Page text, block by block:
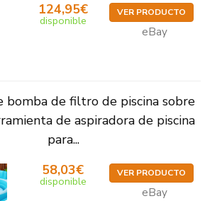
124,95€
disponible
VER PRODUCTO
eBay
bomba de filtro de piscina sobre
de aspiradora de piscina
para...
58,03€
disponible
VER PRODUCTO
eBay